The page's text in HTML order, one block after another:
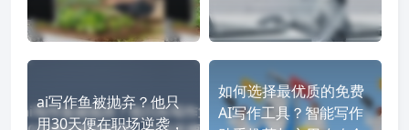
ai写作鱼被抛弃？他只
用30天便在职场逆袭，
如何选择最优质的免费
AI写作工具？智能写作